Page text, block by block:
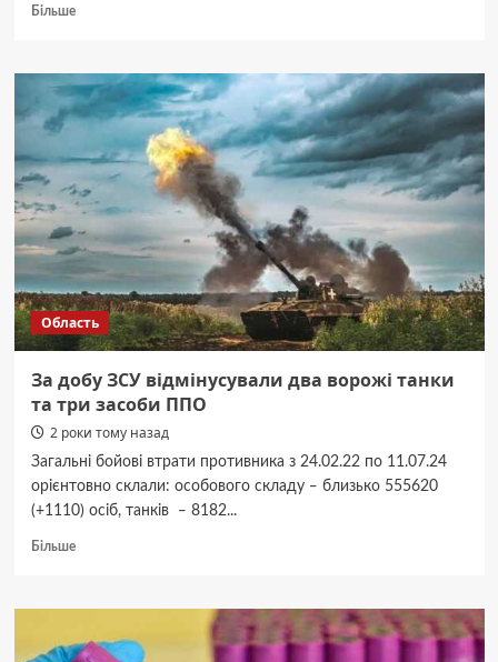
БільшеДокладніше
за
рахунок
коштів
у
січні
2025
р.
закриє
борги
перед
“Енергоринком”
Область
За добу ЗСУ відмінусували два ворожі танки
та три засоби ППО
2 роки тому назад
Загальні бойові втрати противника з 24.02.22 по 11.07.24
орієнтовно склали: особового складу ‒ близько 555620
(+1110) осіб, танків ‒ 8182...
БільшеДокладніше
добу
відмінусували